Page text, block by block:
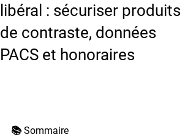
libéral : sécuriser produits
de contraste, données
PACS et honoraires
📚 Sommaire